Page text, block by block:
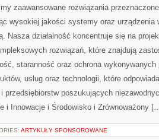
zaawansowane rozwiązania
wysokiej jakości systemy oraz urządzenia
Nasza działalność koncentruje się na
rozwiązań, które znajdują
staranność oraz ochrona
usług oraz technologii, które
i przedsiębiorstw poszukujących
i Innowacje i Środowisko i Zrównoważony
ARTYKUŁY SPONSOROWANE